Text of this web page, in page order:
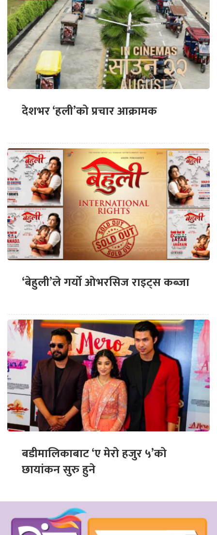
देशभर ‘हली’को प्रचार आक्रामक
‘बेहुली’ले गर्यो ओभरसिज राइट्स कब्जा
बडीमालिकाबाट ‘ए मेरो हजुर ५’को
छायांकन सुरु हुने